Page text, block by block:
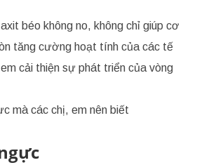
béo không no, không chỉ giúp cơ
tăng cường hoạt tính của các tế
cải thiện sự phát triển của vòng
mà các chị, em nên biết